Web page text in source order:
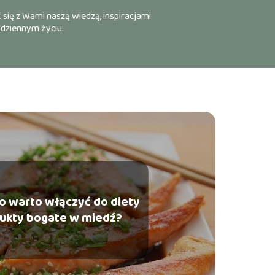
z Wami naszą wiedzą, inspiracjami
życiu.
warto włączyć do diety
bogate w miedź?